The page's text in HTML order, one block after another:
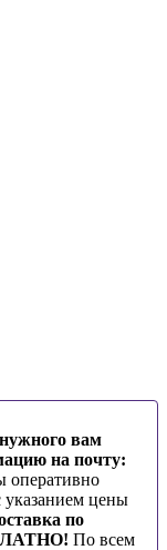
вам
на почту:
оперативно
указанием цены
по
По всем